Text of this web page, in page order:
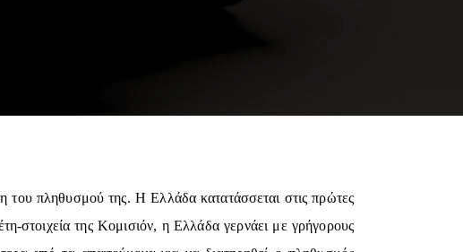
του πληθυσμού της. Η Ελλάδα κατατάσσεται στις πρώτες
της Κομισιόν, η Ελλάδα γερνάει με γρήγορους